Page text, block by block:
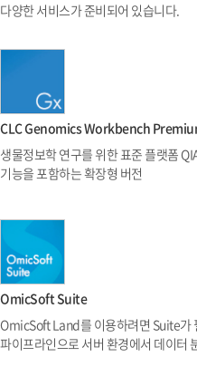
다양한 서비스가 준비되어 있습니다.
CLC Genomics Workbench
생물정보학 연구를 위한 표준 플랫폼
기능을 포함하는 확장형 버전
OmicSoft Suite
OmicSoft Land를 이용하려면 Suite가
파이프라인으로 서버 환경에서 데이터